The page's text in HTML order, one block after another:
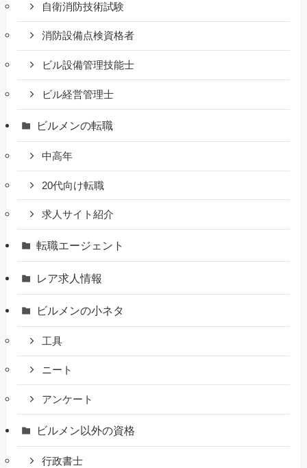
自衛消防技術試験
消防設備点検資格者
ビル設備管理技能士
ビル経営管理士
ビルメンの転職
中高年
20代向け転職
求人サイト紹介
転職エージェント
レア求人情報
ビルメンの小ネタ
工具
ニート
アンケート
ビルメン以外の資格
行政書士